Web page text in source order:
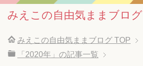
みえこの自由気ままブログ
みえこの自由気ままブログ TOP
「2020年」の記事一覧